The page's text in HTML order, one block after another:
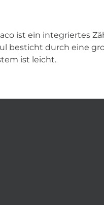
ist ein integriertes
besticht durch eine
ist leicht.